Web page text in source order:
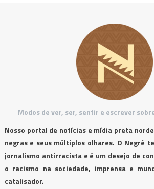
Modos de ver, ser, sentir e escrever
Nosso portal de notícias e mídia preta
negras e seus múltiplos olhares. O Negrê
jornalismo antirracista e é um desejo de
o racismo na sociedade, imprensa e
catalisador.